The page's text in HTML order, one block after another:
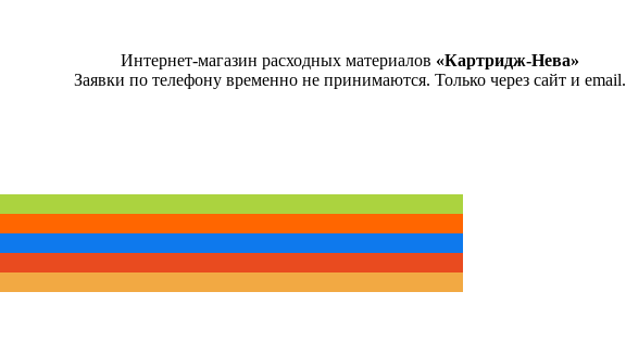
Интернет-магазин расходных материалов «Картридж-Нева»
Заявки по телефону временно не принимаются. Только через сайт и email.